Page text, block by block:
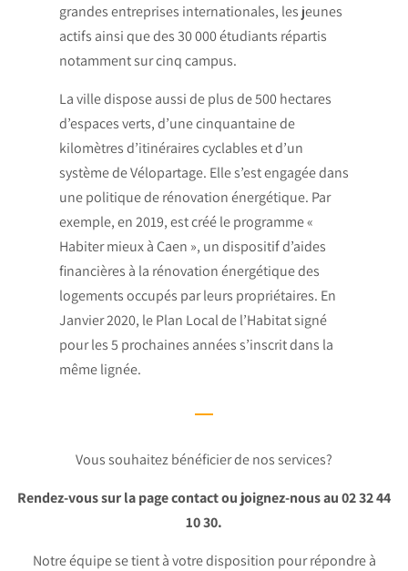
grandes entreprises internationales, les jeunes
actifs ainsi que des 30 000 étudiants répartis
notamment sur cinq campus.
La ville dispose aussi de plus de 500 hectares
d’espaces verts, d’une cinquantaine de
kilomètres d’itinéraires cyclables et d’un
système de Vélopartage. Elle s’est engagée dans
une politique de rénovation énergétique. Par
exemple, en 2019, est créé le programme «
Habiter mieux à Caen », un dispositif d’aides
financières à la rénovation énergétique des
logements occupés par leurs propriétaires. En
Janvier 2020, le Plan Local de l’Habitat signé
pour les 5 prochaines années s’inscrit dans la
même lignée.
Vous souhaitez bénéficier de nos services?
Rendez-vous sur la page contact ou joignez-nous au 02 32 44
10 30.
Notre équipe se tient à votre disposition pour répondre à